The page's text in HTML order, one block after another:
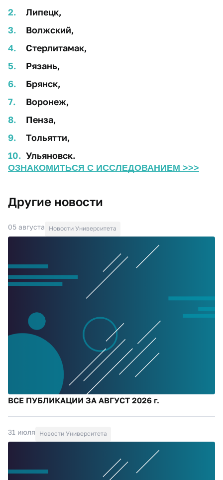
Липецк,
Волжский,
Стерлитамак,
Рязань,
Брянск,
Воронеж,
Пенза,
Тольятти,
Ульяновск.
ОЗНАКОМИТЬСЯ С ИССЛЕДОВАНИЕМ >>>
Другие новости
05 августа Новости Университета
ВСЕ ПУБЛИКАЦИИ ЗА АВГУСТ 2026 г.
31 июля Новости Университета